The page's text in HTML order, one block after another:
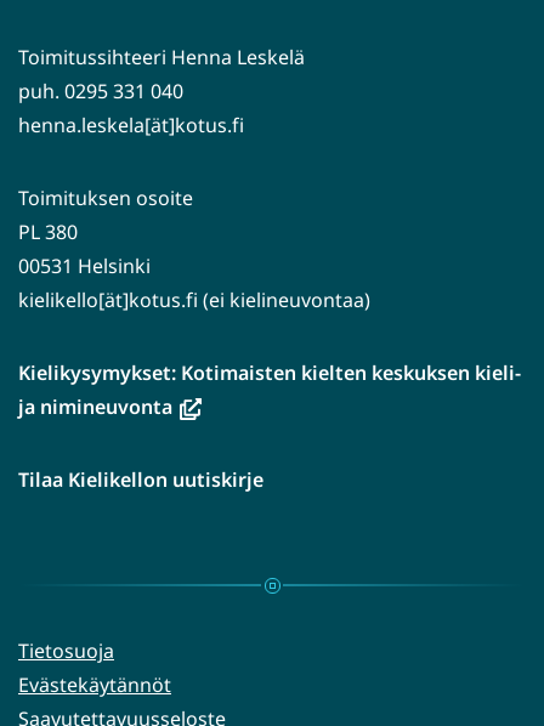
Toimitussihteeri Henna Leskelä
puh. 0295 331 040
henna.leskela[ät]kotus.fi
Toimituksen osoite
PL 380
00531 Helsinki
kielikello[ät]kotus.fi (ei kielineuvontaa)
Kielikysymykset: Kotimaisten kielten keskuksen kieli-
ja nimineuvonta(avautuu
ikkunaan,
palveluun)
Tilaa Kielikellon uutiskirje
Tietosuoja
Evästekäytännöt
Saavutettavuusseloste